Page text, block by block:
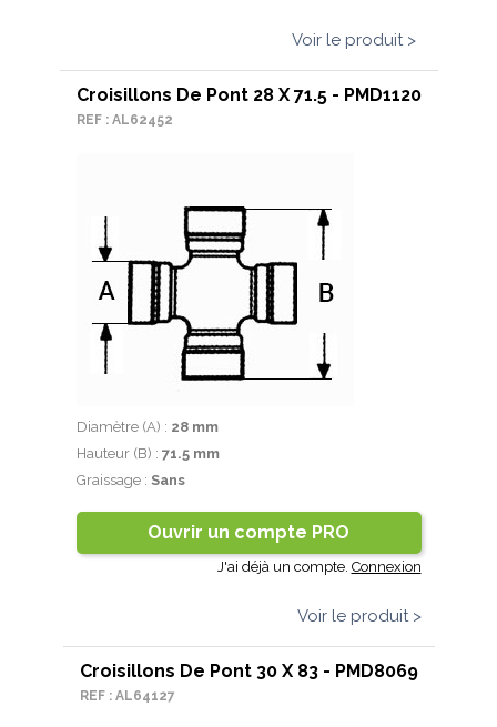
Voir le produit >
Croisillons De Pont 28 X 71.5 - PMD1120
REF : AL62452
Diamètre (A) : 28 mm
Hauteur (B) : 71.5 mm
Graissage : Sans
Ouvrir un compte PRO
J'ai déjà un compte. Connexion
Voir le produit >
Croisillons De Pont 30 X 83 - PMD8069
REF : AL64127